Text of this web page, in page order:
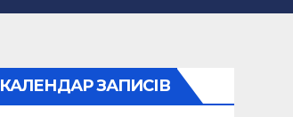
КАЛЕНДАР ЗАПИСІВ